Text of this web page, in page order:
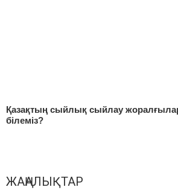
Қазақтың сыйлық сыйлау
білеміз?
ЖАҢАЛЫҚТАР